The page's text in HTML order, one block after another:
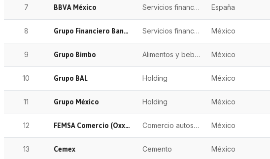
7 BBVA México Servicios financieros España
8 Grupo Financiero Banorte Servicios financieros México
9 Grupo Bimbo Alimentos y bebidas México
10 Grupo BAL Holding México
11 Grupo México Holding México
12 FEMSA Comercio (Oxxo) Comercio autoservicio México
13 Cemex Cemento México